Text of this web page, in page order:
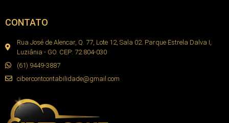
CONTATO
Rua José de Alencar, Q. 77, Lote 12, Sala 02. Parque Estrela Dalva I,
Luziânia - GO. CEP: 72.804-030
(61) 9449-3887
cibercontcontabilidade@gmail.com